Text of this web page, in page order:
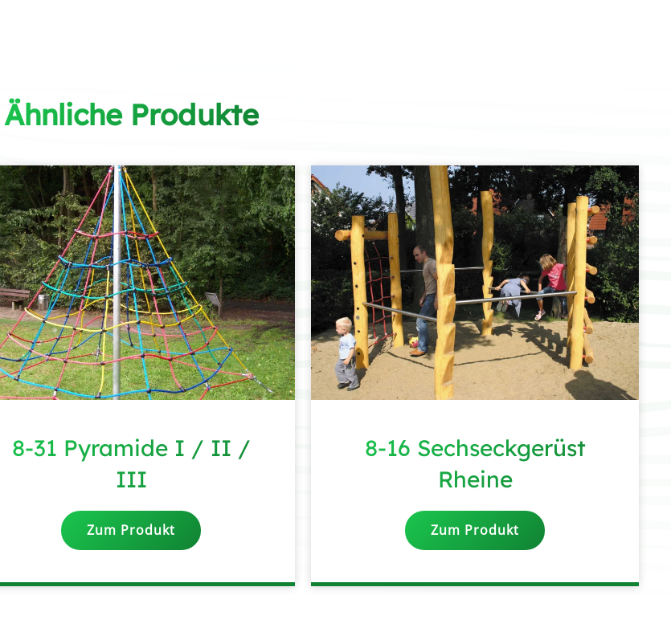
Ähnliche Produkte
8-31 Pyramide I / II /
III
Zum Produkt
8-16 Sechseckgerüst
Rheine
Zum Produkt